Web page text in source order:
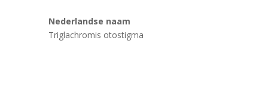
Nederlandse naam
Triglachromis otostigma